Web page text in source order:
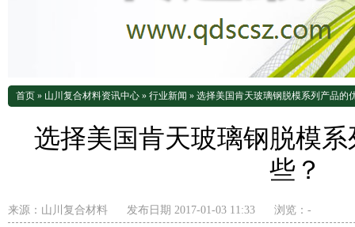
首页 » 山川复合材料资讯中心 » 行业新闻 » 选择美国肯天玻璃钢脱模系列产品的
选择美国肯天玻璃钢脱模
些？
来源： 山川复合材料 发布日期 2017-01-03 11:33 浏览： -